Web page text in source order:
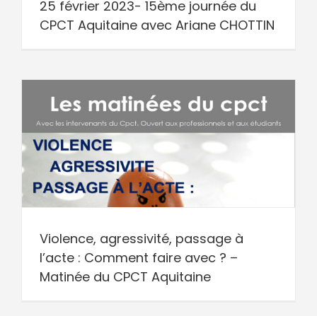
25 février 2023- 15ème journée du
CPCT Aquitaine avec Ariane CHOTTIN
Violence, agressivité, passage à
l’acte : Comment faire avec ? –
Matinée du CPCT Aquitaine